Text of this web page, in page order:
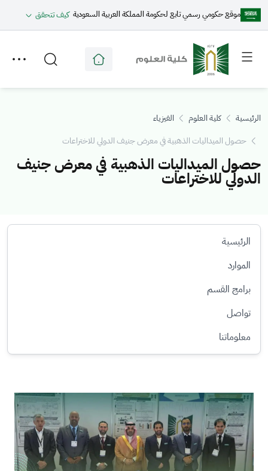
موقع حكومي رسمي تابع لحكومة المملكة العربية السعودية كيف تتحقق
Toggle
menu
Toggle
secondary
menu
الرئيسية كلية العلوم
الفيزياء
حصول الميداليات الذهبية في معرض جنيف الدولي للاختراعات
حصول الميداليات الذهبية في معرض جنيف
الدولي للاختراعات
الرئيسية
الموارد
برامج القسم
تواصل
معلوماتنا
الصورة